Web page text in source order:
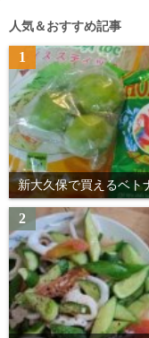
人気＆おすすめ記事
1
新大久保で買えるベト
2